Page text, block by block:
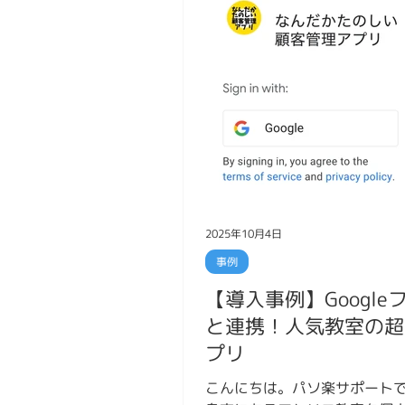
【導入事例】Google
と連携！人気教室の超
プリ
こんにちは。パソ楽サポートで
事例
2025年10月4日